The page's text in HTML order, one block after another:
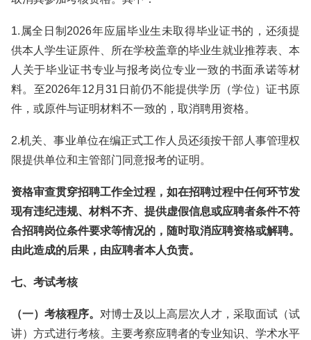
1.属全日制2026年应届毕业生未取得毕业证书的，还须提
供本人学生证原件、所在学校盖章的毕业生就业推荐表、本
人关于毕业证书专业与报考岗位专业一致的书面承诺等材
料。至2026年12月31日前仍不能提供学历（学位）证书原
件，或原件与证明材料不一致的，取消聘用资格。
2.机关、事业单位在编正式工作人员还须按干部人事管理权
限提供单位和主管部门同意报考的证明。
资格审查贯穿招聘工作全过程，如在招聘过程中任何环节发
现有违纪违规、材料不齐、提供虚假信息或应聘者条件不符
合招聘岗位条件要求等情况的，随时取消应聘资格或解聘。
由此造成的后果，由应聘者本人负责。
七、考试考核
（一）考核程序。 对博士及以上高层次人才，采取面试（试
讲）方式进行考核。主要考察应聘者的专业知识、学术水平